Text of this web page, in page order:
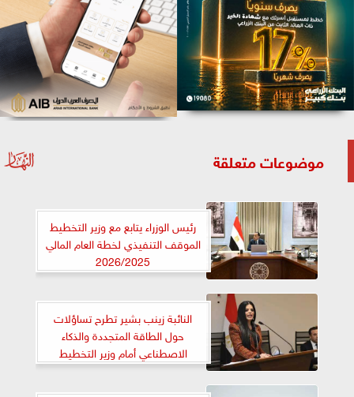
موضوعات متعلقة
رئيس الوزراء يتابع مع وزير التخطيط
الموقف التنفيذي لخطة العام المالي
2026/2025
النائبة زينب بشير تطرح تساؤلات
حول الطاقة المتجددة والذكاء
الاصطناعي أمام وزير التخطيط